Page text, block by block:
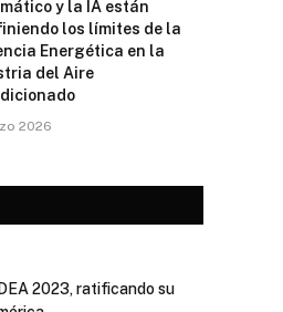
y la IA están
los límites de la
Energética en la
del Aire
2026
2023, ratificando su